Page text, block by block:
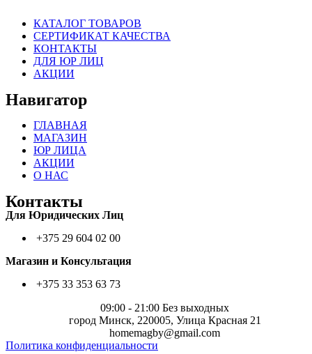
КАТАЛОГ ТОВАРОВ
СЕРТИФИКАТ КАЧЕСТВА
КОНТАКТЫ
ДЛЯ ЮР ЛИЦ
АКЦИИ
Навигатор
ГЛАВНАЯ
МАГАЗИН
ЮР ЛИЦА
АКЦИИ
О НАС
Контакты
Для Юридических Лиц
+375 29 604 02 00
Магазин и Консультация
+375 33 353 63 73
09:00 - 21:00 Без выходных
город Минск, 220005, Улица Красная 21
homemagby@gmail.com
Политика конфиденциальности